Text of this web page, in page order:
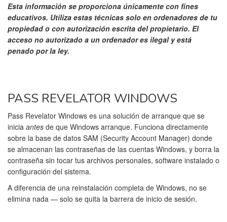
Esta información se proporciona únicamente con fines
educativos. Utiliza estas técnicas solo en ordenadores de tu
propiedad o con autorización escrita del propietario. El
acceso no autorizado a un ordenador es ilegal y está
penado por la ley.
PASS REVELATOR WINDOWS
Pass Revelator Windows es una solución de arranque que se
inicia antes de que Windows arranque. Funciona directamente
sobre la base de datos SAM (Security Account Manager) donde
se almacenan las contraseñas de las cuentas Windows, y borra la
contraseña sin tocar tus archivos personales, software instalado o
configuración del sistema.
A diferencia de una reinstalación completa de Windows, no se
elimina nada — solo se quita la barrera de inicio de sesión.